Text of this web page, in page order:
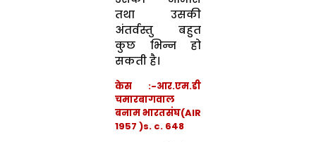
तथा उसकी
अंतर्वस्तु बहुत
कुछ भिन्न हो
सकती है।
केस :-आर.एम.डी
चमारबागवाल
बनाम भारतसंघ(AIR
1957 )s. c. 648